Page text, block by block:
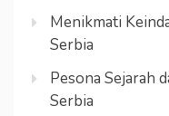
Menikmati
Serbia
Pesona Sejarah
Serbia